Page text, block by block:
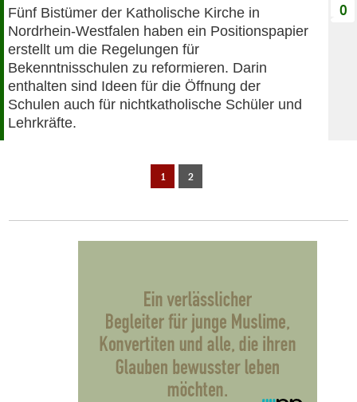
Fünf Bistümer der Katholische Kirche in
Nordrhein-Westfalen haben ein Positionspapier
erstellt um die Regelungen für
Bekenntnisschulen zu reformieren. Darin
enthalten sind Ideen für die Öffnung der
Schulen auch für nichtkatholische Schüler und
Lehrkräfte.
0
1 2